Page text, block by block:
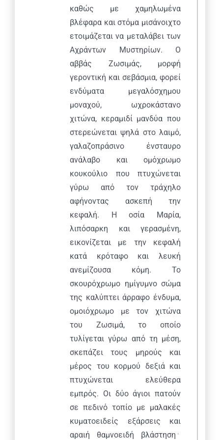
καθώς με χαμηλωμένα
βλέφαρα και στόμα μισάνοιχτο
ετοιμάζεται να μεταλάβει των
Αχράντων Μυστηρίων. Ο
αββάς Ζωσιμάς, μορφή
γεροντική και σεβάσμια, φορεί
ενδύματα μεγαλόσχημου
μοναχού, ωχροκάστανο
χιτώνα, κεραμιδί μανδύα που
στερεώνεται ψηλά στο λαιμό,
γαλαζοπράσινο ένσταυρο
ανάλαβο και ομόχρωμο
κουκούλιο που πτυχώνεται
γύρω από τον τράχηλο
αφήνοντας ασκεπή την
κεφαλή. Η οσία Μαρία,
λιπόσαρκη και γερασμένη,
εικονίζεται με την κεφαλή
κατά κρόταφο και λευκή
ανεμίζουσα κόμη. Το
σκουρόχρωμο ημίγυμνο σώμα
της καλύπτει άρραφο ένδυμα,
ομοιόχρωμο με τον χιτώνα
του Ζωσιμά, το οποίο
τυλίγεται γύρω από τη μέση,
σκεπάζει τους μηρούς και
μέρος του κορμού δεξιά και
πτυχώνεται ελεύθερα
εμπρός. Οι δύο άγιοι πατούν
σε πεδινό τοπίο με μαλακές
κυματοειδείς εξάρσεις και
αραιή θαμνοειδή βλάστηση﮲